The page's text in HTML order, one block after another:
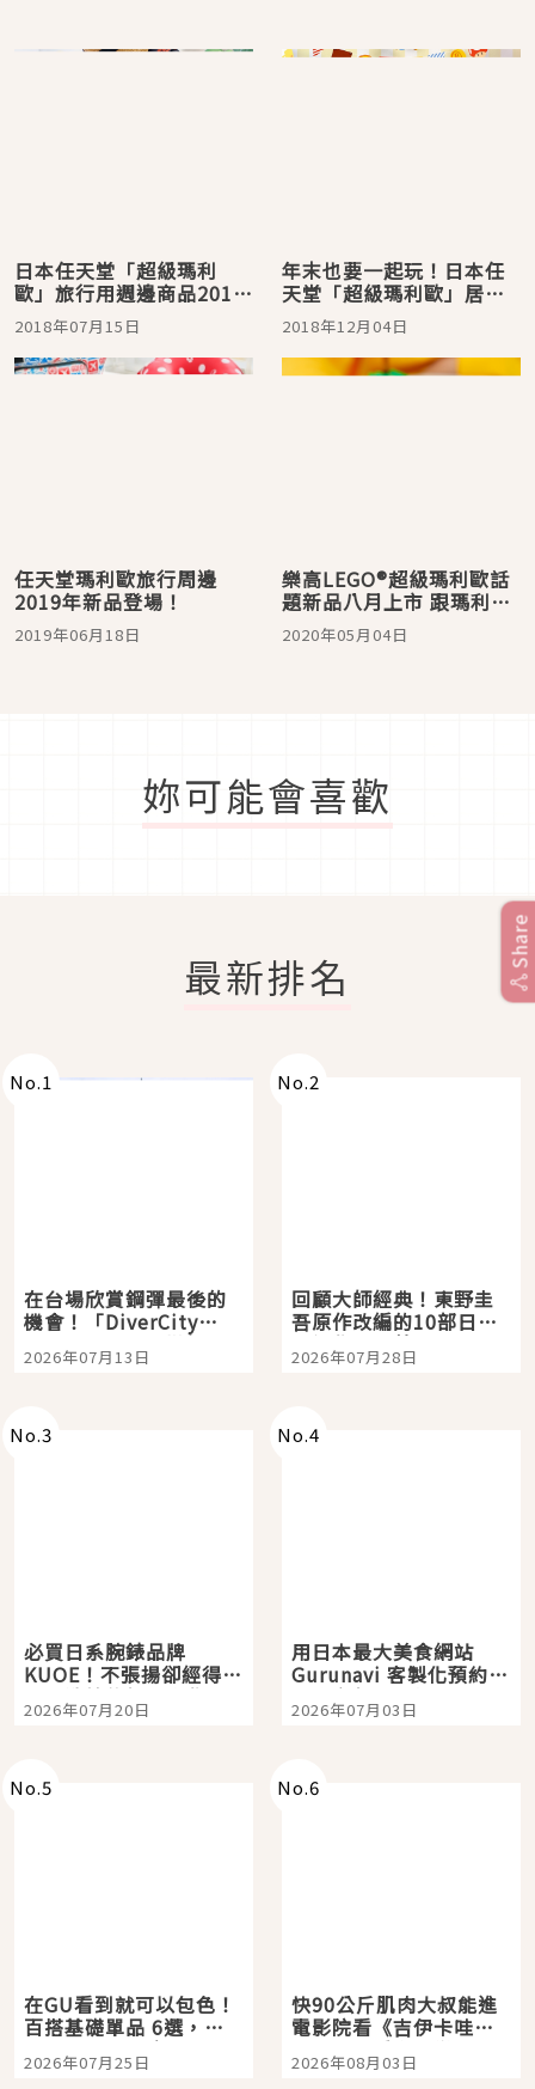
日本任天堂「超級瑪利
歐」旅行用週邊商品2018
期間限定火熱開賣！
2018年07月15日
年末也要一起玩！日本任
天堂「超級瑪利歐」居家
派對週邊商品歡樂登場囉
2018年12月04日
任天堂瑪利歐旅行周邊
2019年新品登場！
2019年06月18日
樂高LEGO®超級瑪利歐話
題新品八月上市 跟瑪利歐
一起展開冒險吧！
2020年05月04日
妳可能會喜歡
最新排名
No.1
在台場欣賞鋼彈最後的
機會！「DiverCity
Tokyo Plaza」搭船、
購物、美食及夜景，一
2026年07月13日
No.2
回顧大師經典！東野圭
吾原作改編的10部日本
影視作品推薦
2026年07月28日
No.3
必買日系腕錶品牌
KUOE！不張揚卻經得起
時間洗鍊的經典之作五
選
2026年07月20日
No.4
用日本最大美食網站
Gurunavi 客製化預約九
大都市餐廳，打造專屬
美食體驗！
2026年07月03日
No.5
在GU看到就可以包色！
百搭基礎單品 6選，閉
眼全收也不心疼
2026年07月25日
No.6
快90公斤肌肉大叔能進
電影院看《吉伊卡哇》
嗎？日本重金屬樂團
「打首」會長與nagano
2026年08月03日
Share